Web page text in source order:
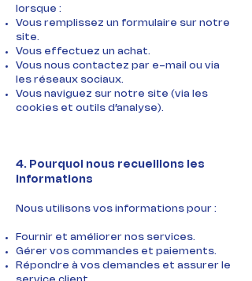
lorsque :
Vous remplissez un formulaire sur notre
site.
Vous effectuez un achat.
Vous nous contactez par e-mail ou via
les réseaux sociaux.
Vous naviguez sur notre site (via les
cookies et outils d’analyse).
4. Pourquoi nous recueillons les
informations
Nous utilisons vos informations pour :
Fournir et améliorer nos services.
Gérer vos commandes et paiements.
Répondre à vos demandes et assurer le